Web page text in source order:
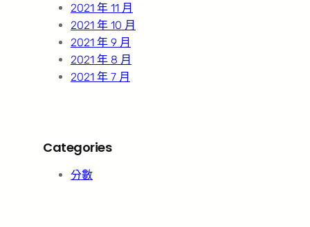
2021 年 11 月
2021 年 10 月
2021 年 9 月
2021 年 8 月
2021 年 7 月
Categories
分數